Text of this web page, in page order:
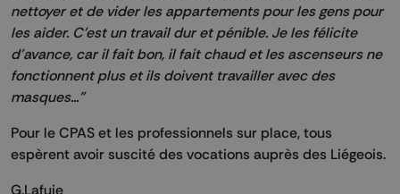
nettoyer et de vider les appartements pour les gens pour
les aider. C'est un travail dur et pénible. Je les félicite
d'avance, car il fait bon, il fait chaud et les ascenseurs ne
fonctionnent plus et ils doivent travailler avec des
masques..."
Pour le CPAS et les professionnels sur place, tous
espèrent avoir suscité des vocations auprès des Liégeois.
G.Lafuie